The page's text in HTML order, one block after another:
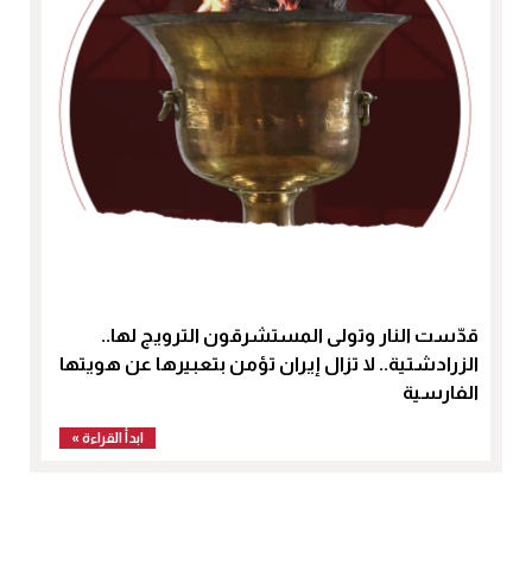
قدّست النار وتولى المستشرقون الترويج لها..
الزرادشتية.. لا تزال إيران تؤمن بتعبيرها عن هويتها
الفارسية
ابدأ القراءة »